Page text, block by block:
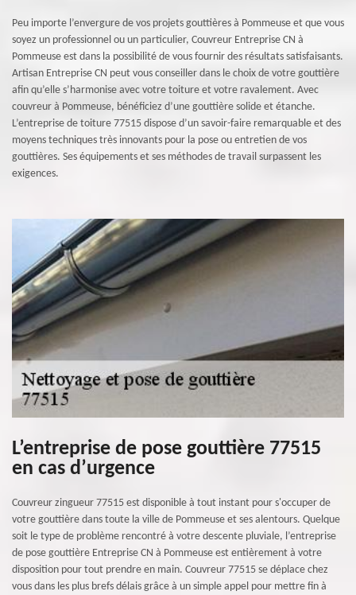
Peu importe l’envergure de vos projets gouttières à Pommeuse et que vous
soyez un professionnel ou un particulier, Couvreur Entreprise CN à
Pommeuse est dans la possibilité de vous fournir des résultats satisfaisants.
Artisan Entreprise CN peut vous conseiller dans le choix de votre gouttière
afin qu’elle s’harmonise avec votre toiture et votre ravalement. Avec
couvreur à Pommeuse, bénéficiez d’une gouttière solide et étanche.
L’entreprise de toiture 77515 dispose d’un savoir-faire remarquable et des
moyens techniques très innovants pour la pose ou entretien de vos
gouttières. Ses équipements et ses méthodes de travail surpassent les
exigences.
L’entreprise de pose gouttière 77515
en cas d’urgence
Couvreur zingueur 77515 est disponible à tout instant pour s'occuper de
votre gouttière dans toute la ville de Pommeuse et ses alentours. Quelque
soit le type de problème rencontré à votre descente pluviale, l’entreprise
de pose gouttière Entreprise CN à Pommeuse est entièrement à votre
disposition pour tout prendre en main. Couvreur 77515 se déplace chez
vous dans les plus brefs délais grâce à un simple appel pour mettre fin à